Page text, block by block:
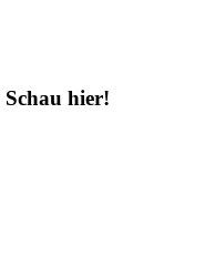
hier!